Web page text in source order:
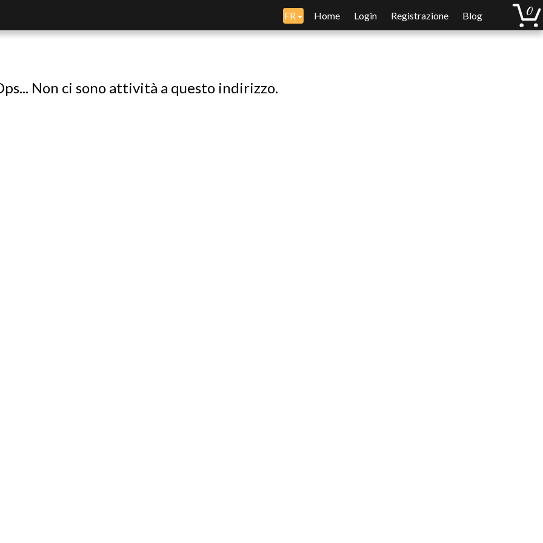
FR Home Login Registrazione Blog
Non ci sono attività a questo indirizzo.